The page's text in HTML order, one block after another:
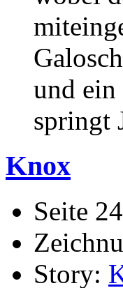
und ein
springt
Knox
Seite
Story: